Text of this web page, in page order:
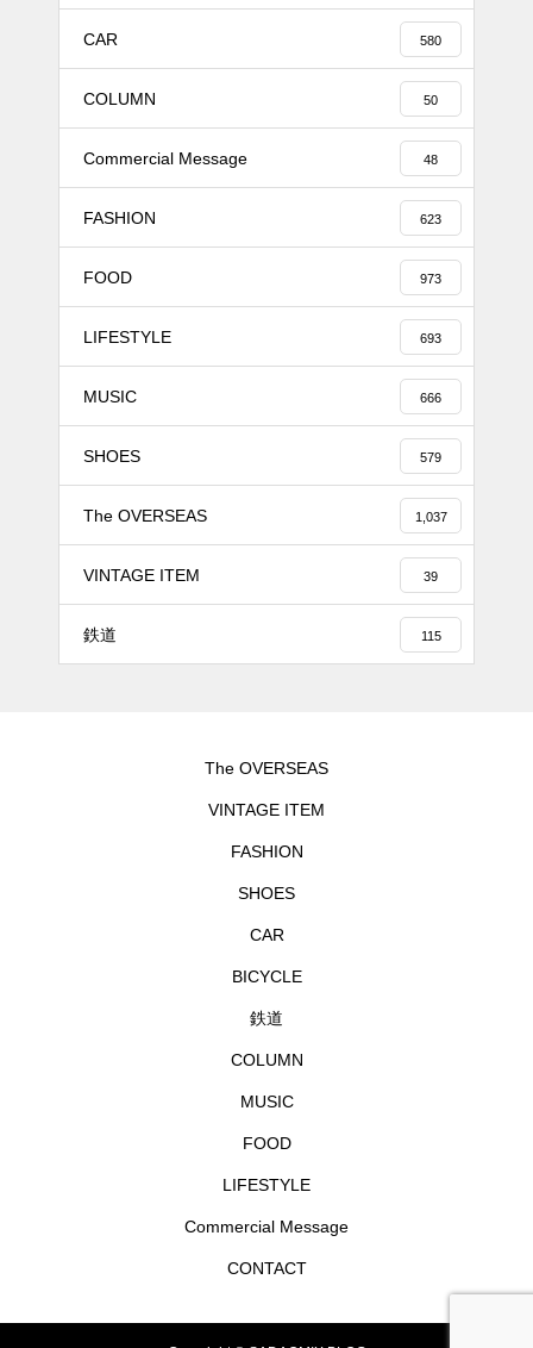
CAR 580
COLUMN 50
Commercial Message 48
FASHION 623
FOOD 973
LIFESTYLE 693
MUSIC 666
SHOES 579
The OVERSEAS 1,037
VINTAGE ITEM 39
鉄道 115
The OVERSEAS
VINTAGE ITEM
FASHION
SHOES
CAR
BICYCLE
鉄道
COLUMN
MUSIC
FOOD
LIFESTYLE
Commercial Message
CONTACT